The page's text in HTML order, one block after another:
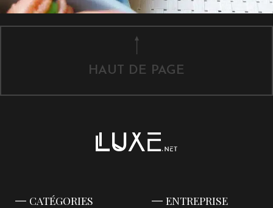
HAUT DE PAGE
CATÉGORIES ENTREPRISE